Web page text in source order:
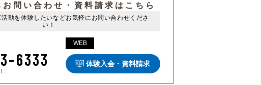
問い合わせ・ 資料請求はこちら
動を体験したいなどお気軽にお問い合わせくださ
い！
6333
WEB
体験入会・資料請求